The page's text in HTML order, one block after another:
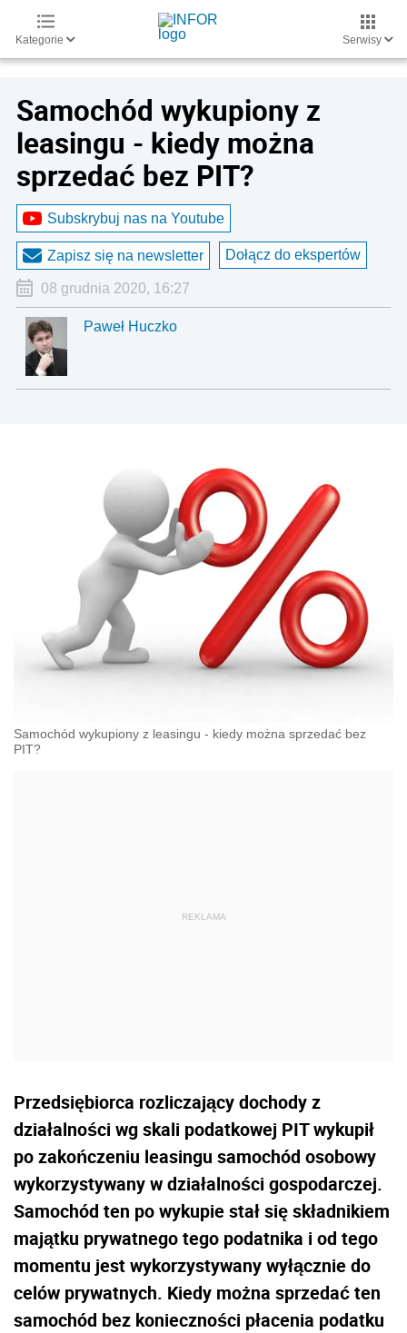
Kategorie Serwisy
Samochód wykupiony z
leasingu - kiedy można
sprzedać bez PIT?
Subskrybuj nas na Youtube
Zapisz się na newsletter Dołącz do ekspertów
08 grudnia 2020, 16:27
Paweł Huczko
Samochód wykupiony z leasingu - kiedy można sprzedać bez
PIT?
Przedsiębiorca rozliczający dochody z
działalności wg skali podatkowej PIT wykupił
po zakończeniu leasingu samochód osobowy
wykorzystywany w działalności gospodarczej.
Samochód ten po wykupie stał się składnikiem
majątku prywatnego tego podatnika i od tego
momentu jest wykorzystywany wyłącznie do
celów prywatnych. Kiedy można sprzedać ten
samochód bez konieczności płacenia podatku